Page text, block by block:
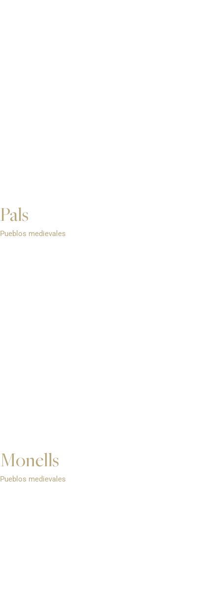
Pals
Pueblos medievales
Monells
Pueblos medievales